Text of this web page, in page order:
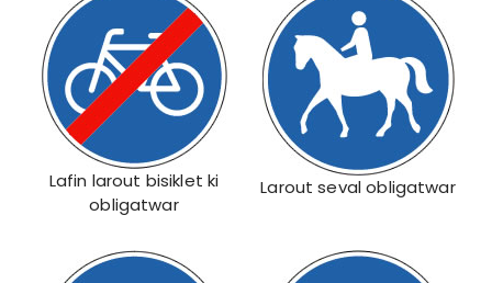
Lafin larout bisiklet ki
obligatwar
Larout seval obligatwar